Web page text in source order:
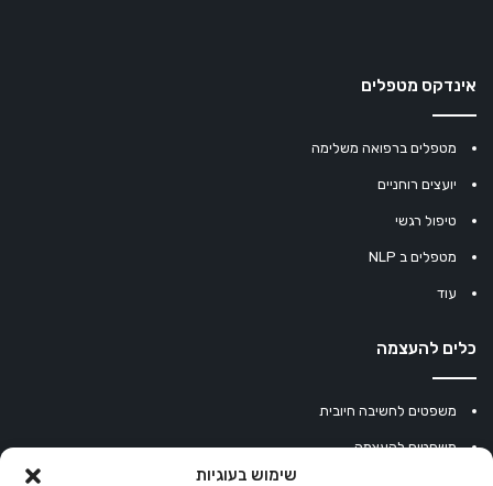
שימוש בעוגיות
אינדקס מטפלים
מטפלים ברפואה משלימה
יועצים רוחניים
טיפול רגשי
מטפלים ב NLP
עוד
כלים להעצמה
משפטים לחשיבה חיובית
משפטים להעצמה